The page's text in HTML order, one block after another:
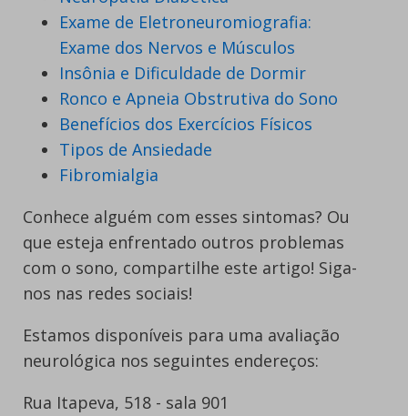
Exame de Eletroneuromiografia:
Exame dos Nervos e Músculos
Insônia e Dificuldade de Dormir
Ronco e Apneia Obstrutiva do Sono
Benefícios dos Exercícios Físicos
Tipos de Ansiedade
Fibromialgia
Conhece alguém com esses sintomas? Ou
que esteja enfrentado outros problemas
com o sono, compartilhe este artigo! Siga-
nos nas redes sociais!
Estamos disponíveis para uma avaliação
neurológica nos seguintes endereços:
Rua Itapeva, 518 - sala 901